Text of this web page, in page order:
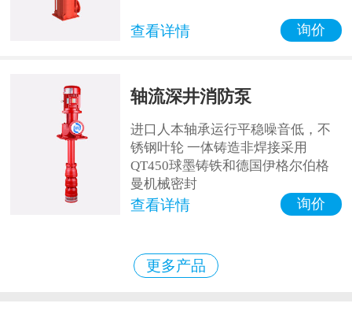
查看详情 询价
轴流深井消防泵
进口人本轴承运行平稳噪音低，不
锈钢叶轮 一体铸造非焊接采用
QT450球墨铸铁和德国伊格尔伯格
曼机械密封
查看详情 询价
更多产品